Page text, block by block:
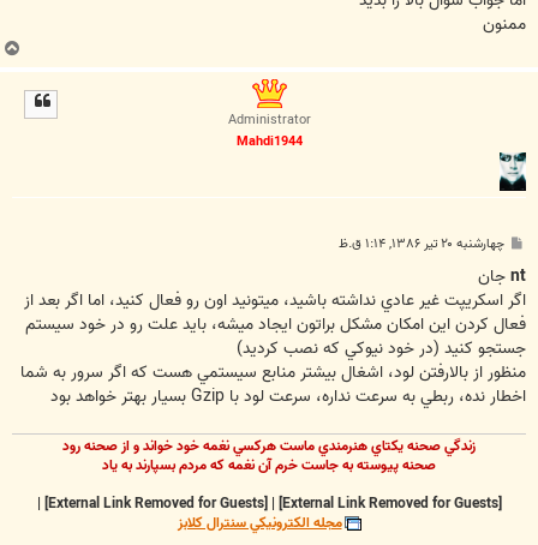
ممنون
Administrator
Mahdi1944
س
ت
چهارشنبه ۲۰ تیر ۱۳۸۶, ۱:۱۴ ق.ظ
ntجان
اگر اسکريپت غير عادي نداشته باشيد، ميتونيد اون رو فعال کنيد، اما اگر بعد از
فعال کردن اين امکان مشکل براتون ايجاد ميشه، بايد علت رو در خود سيستم
جستجو کنيد (در خود نيوکي که نصب کرديد)
منظور از بالارفتن لود، اشغال بيشتر منابع سيستمي هست که اگر سرور به شما
اخطار نده، ربطي به سرعت نداره، سرعت لود با Gzip بسيار بهتر خواهد بود
زندگي صحنه يکتاي هنرمندي ماست هرکسي نغمه خود خواند و از صحنه رود
صحنه پيوسته به جاست خرم آن نغمه که مردم بسپارند به ياد
[External Link Removed for Guests]
|
[External Link Removed for Guests]
|
مجله الکترونيکي سنترال کلابز